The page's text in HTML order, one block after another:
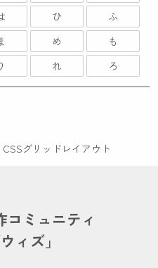
ひ
ふ
め
も
れ ろ
CSSグリッドレイアウト
コミュニティ
ィズ」